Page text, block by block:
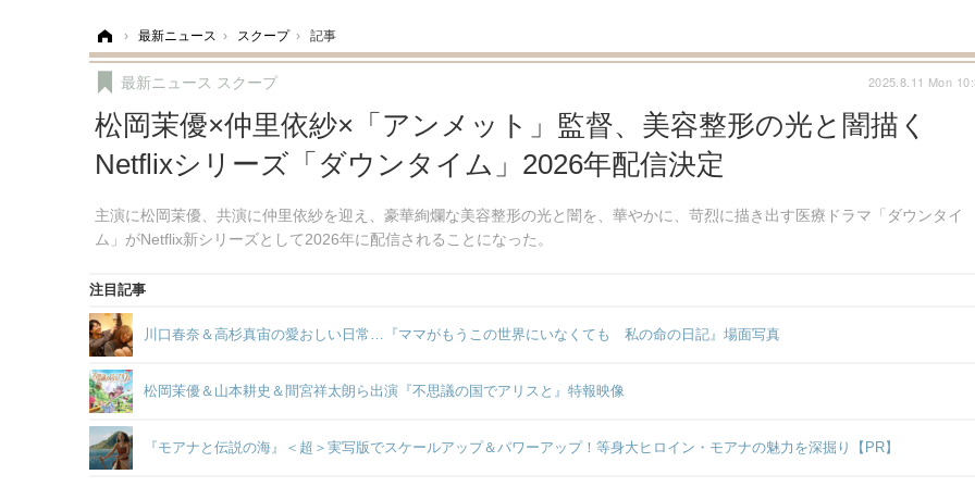
› 最新ニュース › スクープ › 記事
松岡茉優×仲里依紗×「アンメット」監督、美容整形の光と闇描く
Netflixシリーズ「ダウンタイム」2026年配信決定
主演に松岡茉優、共演に仲里依紗を迎え、豪華絢爛な美容整形の光と闇を、華やかに、苛烈に描き出す医療ドラマ「ダウンタイ
ム」がNetflix新シリーズとして2026年に配信されることになった。
最新ニュース スクープ 2025.8.11 Mon
注目記事
川口春奈＆高杉真宙の愛おしい日常…『ママがもうこの世界にいなくても 私の命の日記』場面写真
松岡茉優＆山本耕史＆間宮祥太朗ら出演『不思議の国でアリスと』特報映像
『モアナと伝説の海』＜超＞実写版でスケールアップ＆パワーアップ！等身大ヒロイン・モアナの魅力を深掘り【PR】